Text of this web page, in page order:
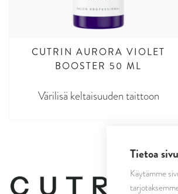
CUTRIN AURORA VIOLET
BOOSTER 50 ML
Värilisä keltaisuuden taittoon
Tietoa
Käytämme